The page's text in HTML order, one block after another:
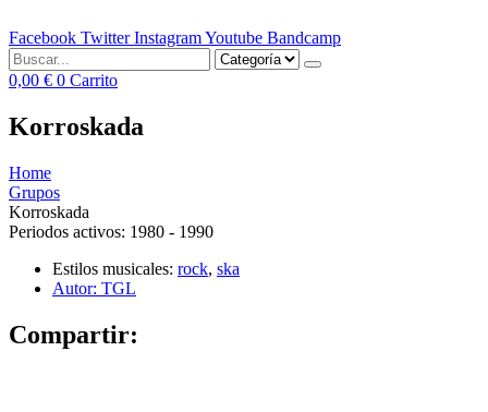
Facebook Twitter InstagramYoutube Bandcamp
0,00 € 0 Carrito
Korroskada
Home
Grupos
Korroskada
Periodos activos: 1980 - 1990
Estilos musicales: rock, ska
Autor: TGL
Compartir: